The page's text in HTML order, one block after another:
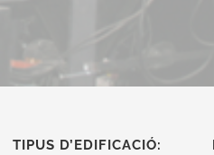
TIPUS D’EDIFICACIÓ: